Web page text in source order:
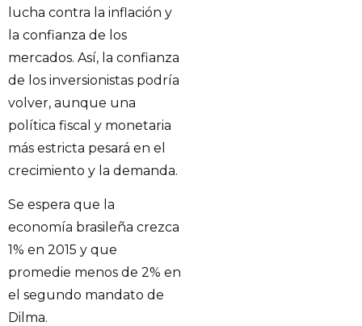
lucha contra la inflación y
la confianza de los
mercados. Así, la confianza
de los inversionistas podría
volver, aunque una
política fiscal y monetaria
más estricta pesará en el
crecimiento y la demanda.
Se espera que la
economía brasileña crezca
1% en 2015 y que
promedie menos de 2% en
el segundo mandato de
Dilma.